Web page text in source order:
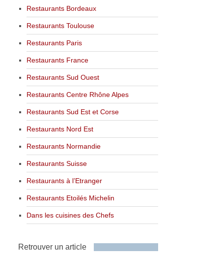
Restaurants Bordeaux
Restaurants Toulouse
Restaurants Paris
Restaurants France
Restaurants Sud Ouest
Restaurants Centre Rhône Alpes
Restaurants Sud Est et Corse
Restaurants Nord Est
Restaurants Normandie
Restaurants Suisse
Restaurants à l’Etranger
Restaurants Etoilés Michelin
Dans les cuisines des Chefs
Retrouver un article